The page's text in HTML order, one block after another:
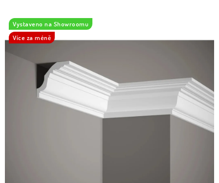
LIŠTY A DEKORAČNÍ PRVKY
NÁSTĚNNÉ PANELY
SKRYTÉ ZÁRUBNĚ
STAVEBNÍ POUZDRA
Vystaveno na Showroomu
Více za méně